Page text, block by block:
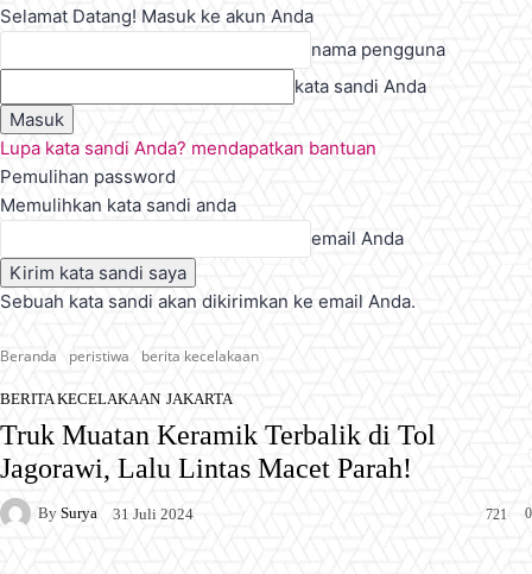
Selamat Datang! Masuk ke akun Anda
nama pengguna
kata sandi Anda
Lupa kata sandi Anda? mendapatkan bantuan
Pemulihan password
Memulihkan kata sandi anda
email Anda
Sebuah kata sandi akan dikirimkan ke email Anda.
Beranda peristiwa berita kecelakaan
BERITA KECELAKAAN JAKARTA
Truk Muatan Keramik Terbalik di Tol
Jagorawi, Lalu Lintas Macet Parah!
By Surya 31 Juli 2024 0
721